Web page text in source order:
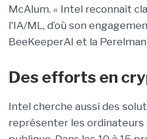
McAlum. « Intel reconnaît
l'IA/ML, d’où son
BeeKeeperAI et la
Des efforts en
Intel cherche aussi des
représenter les